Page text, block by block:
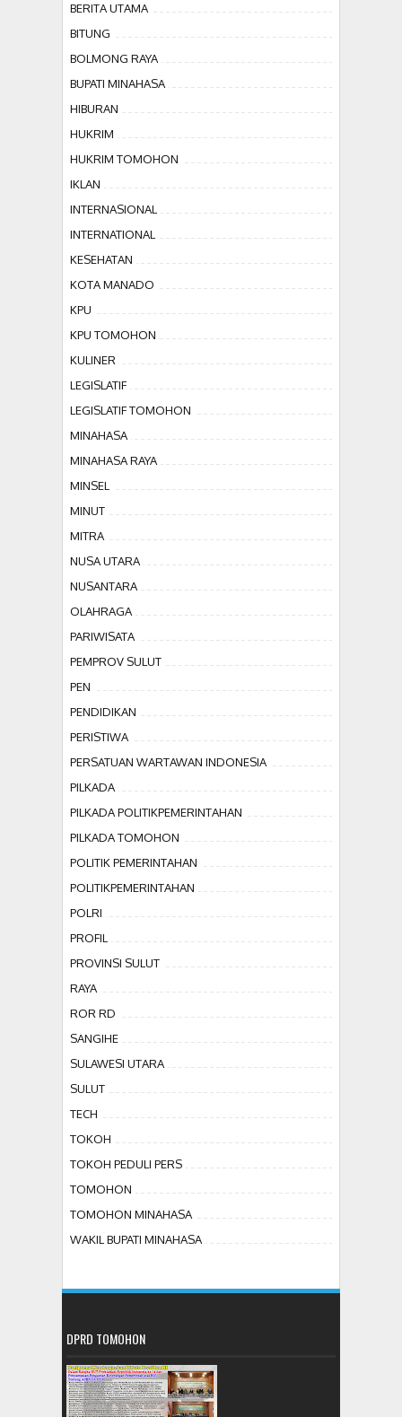
BERITA UTAMA
BITUNG
BOLMONG RAYA
BUPATI MINAHASA
HIBURAN
HUKRIM
HUKRIM TOMOHON
IKLAN
INTERNASIONAL
INTERNATIONAL
KESEHATAN
KOTA MANADO
KPU
KPU TOMOHON
KULINER
LEGISLATIF
LEGISLATIF TOMOHON
MINAHASA
MINAHASA RAYA
MINSEL
MINUT
MITRA
NUSA UTARA
NUSANTARA
OLAHRAGA
PARIWISATA
PEMPROV SULUT
PEN
PENDIDIKAN
PERISTIWA
PERSATUAN WARTAWAN INDONESIA
PILKADA
PILKADA POLITIKPEMERINTAHAN
PILKADA TOMOHON
POLITIK PEMERINTAHAN
POLITIKPEMERINTAHAN
POLRI
PROFIL
PROVINSI SULUT
RAYA
ROR RD
SANGIHE
SULAWESI UTARA
SULUT
TECH
TOKOH
TOKOH PEDULI PERS
TOMOHON
TOMOHON MINAHASA
WAKIL BUPATI MINAHASA
DPRD TOMOHON